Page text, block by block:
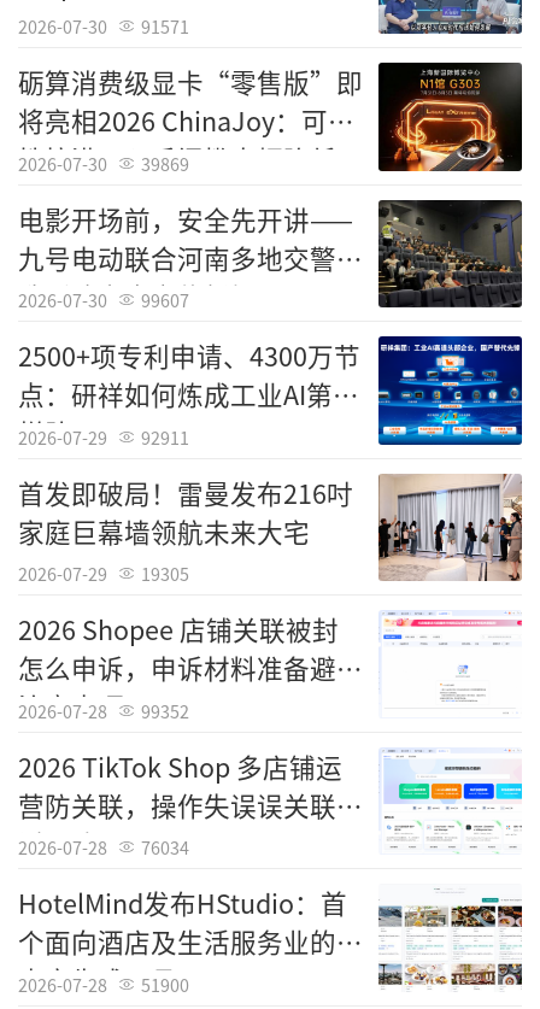
式影响。
该软件内置路线规划、社交组队、位置共
享、活动邀约、评价互动等出行社交全场景标
准化组件,支持拖拽式快速配置页面与业务流程,
与接口自动对接,平均缩短产品研发周期 61%、
降低开发成本42%、提升迭代效率 50% 以上,
技术指标与落地成效均处于行业领先水平。
截至目前,该软件已在20多家互联网科技企
业深度落地应用,覆盖出行、社交、本地生活、
文旅四大核心赛道,服务超 200 个内部业务线、
800 余名研发与产品人员,支撑亿级用户规模的
出行社交类产品稳定运行。其中:
1.云途智联
:基于引擎搭建出行社交、行程
联动模块,研发周期缩短 62%,人力成本降低 4
3%,功能上线效率提升 58%
2.趣游科技
:用于景区社交、活动邀约、组
队打卡场景,页面开发效率提升 70%,接口联调
时间减少 55%
3.启行出行
:快速落地乘客组队、行程共
享、评价互动功能,迭代周期从 14 天压缩至 3
天,用户活跃度提升 21%
除企业应用外,该软件
技术方案与核心组件
2026-07-30 91571
砺算消费级显卡“零售版”即
将亮相2026 ChinaJoy：可玩
性拉满，入手门槛大幅降低
2026-07-30 39869
电影开场前，安全先开讲——
九号电动联合河南多地交警打
造影院安全宣传新场景
2026-07-30 99607
​2500+项专利申请、4300万节
点：研祥如何炼成工业AI第一
梯队？
2026-07-29 92911
首发即破局！雷曼发布216吋
家庭巨幕墙领航未来大宅
2026-07-29 19305
2026 Shopee 店铺关联被封
怎么申诉，申诉材料准备避坑
注意事项
2026-07-28 99352
2026 TikTok Shop 多店铺运
营防关联，操作失误误关联申
诉思路
2026-07-28 76034
HotelMind发布HStudio：首
个面向酒店及生活服务业的AI
内容生成工具
2026-07-28 51900